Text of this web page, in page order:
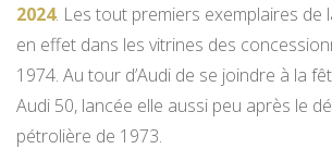
2024. Les tout premiers exemplaires de
en effet dans les vitrines des
1974. Au tour d’Audi de se joindre à la
Audi 50, lancée elle aussi peu après le
pétrolière de 1973.